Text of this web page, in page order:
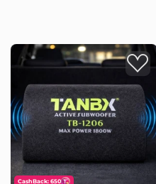
CashBack: 650